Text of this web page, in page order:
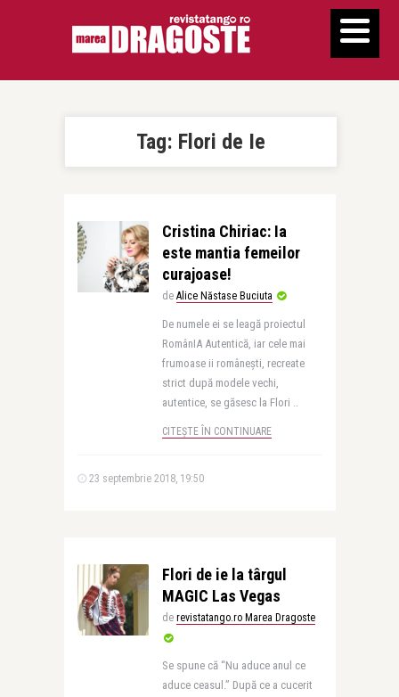
Tag: Flori de Ie
Cristina Chiriac: Ia
este mantia femeilor
curajoase!
de Alice Năstase Buciuta
De numele ei se leagă proiectul
RomânIA Autentică, iar cele mai
frumoase ii românești, recreate
strict după modele vechi,
autentice, se găsesc la Flori ..
CITEȘTE ÎN CONTINUARE
23 septembrie 2018, 19:50
Flori de ie la târgul
MAGIC Las Vegas
de revistatango.ro Marea Dragoste
Se spune că “Nu aduce anul ce
aduce ceasul.” După ce a cucerit